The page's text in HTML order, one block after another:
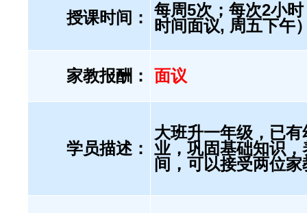
授课时间：
每周5次；每次2小
时间面议, 周五下午
家教报酬： 面议
学员描述：
大班升一年级，已
业，巩固基础知识
间，可以接受两位